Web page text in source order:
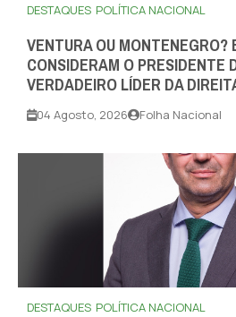
DESTAQUES POLÍTICA NACIONAL
VENTURA OU MONTENEGRO?
CONSIDERAM O PRESIDENTE
VERDADEIRO LÍDER DA
04 Agosto, 2026 Folha Nacional
DESTAQUES POLÍTICA NACIONAL